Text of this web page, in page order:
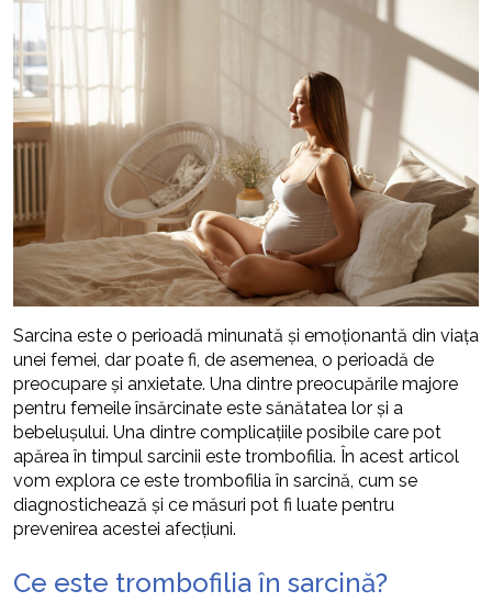
Sarcina este o perioadă minunată și emoționantă din viața
unei femei, dar poate fi, de asemenea, o perioadă de
preocupare și anxietate. Una dintre preocupările majore
pentru femeile însărcinate este sănătatea lor și a
bebelușului. Una dintre complicațiile posibile care pot
apărea în timpul sarcinii este trombofilia. În acest articol
vom explora ce este trombofilia în sarcină, cum se
diagnostichează și ce măsuri pot fi luate pentru
prevenirea acestei afecțiuni.
Ce este trombofilia în sarcină?